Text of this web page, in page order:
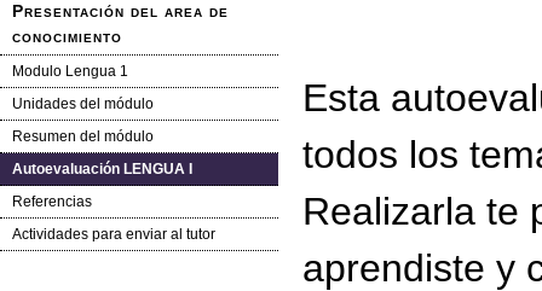
Presentación del area de
conocimiento
Modulo Lengua 1
Unidades del módulo
Resumen del módulo
Autoevaluación LENGUA I
Referencias
Actividades para enviar al tutor
Esta
todos los
Realizarla te
aprendiste y